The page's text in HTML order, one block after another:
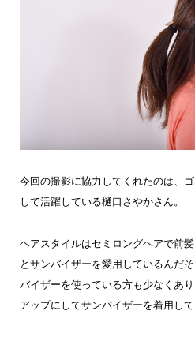
今回の撮影に協力してくれたのは、
して活躍している樋口さやかさん。
ヘアスタイルはセミロングヘアで前
とサンバイザーを愛用しているんだ
バイザーを使っている方も少なくあ
アップにしてサンバイザーを着用して